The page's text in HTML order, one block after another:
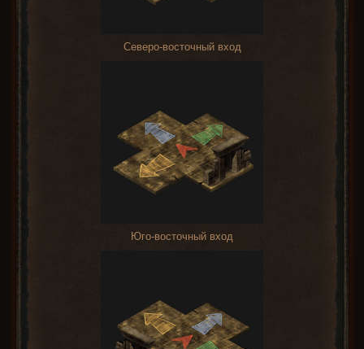
Северо-восточный вход
Юго-восточный вход